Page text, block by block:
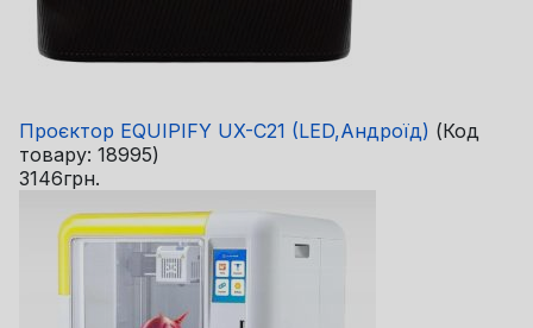
Проєктор EQUIPIFY UX-C21 (LED,Андроїд) (Код
товару: 18995)
3146грн.